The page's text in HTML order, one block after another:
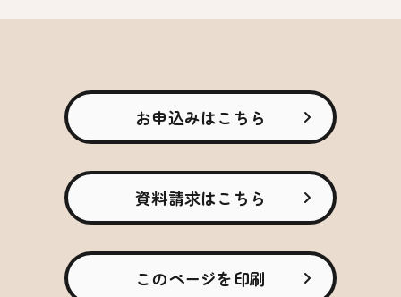
お申込みはこちら
資料請求はこちら
このページを印刷